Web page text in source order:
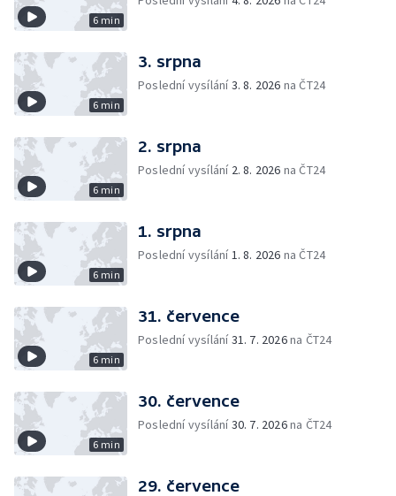
6 min
6 min
3. srpna
Poslední vysílání3. 8. 2026 na ČT24
6 min
2. srpna
Poslední vysílání 2. 8. 2026 na ČT24
6 min
1. srpna
Poslední vysílání1. 8. 2026 na ČT24
6 min
31. července
Poslední vysílání31. 7. 2026na ČT24
6 min
30. července
Poslední vysílání30. 7. 2026na ČT24
29. července